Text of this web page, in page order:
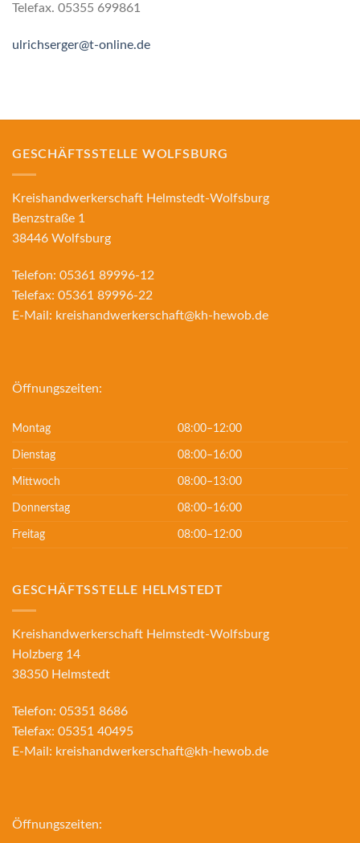
Telefax. 05355 699861
ulrichserger@t-online.de
GESCHÄFTSSTELLE WOLFSBURG
Kreishandwerkerschaft Helmstedt-Wolfsburg
Benzstraße 1
38446 Wolfsburg
Telefon: 05361 89996-12
Telefax: 05361 89996-22
E-Mail: kreishandwerkerschaft@kh-hewob.de
Öffnungszeiten:
Montag 08:00–12:00
Dienstag 08:00–16:00
Mittwoch 08:00–13:00
Donnerstag 08:00–16:00
Freitag 08:00–12:00
GESCHÄFTSSTELLE HELMSTEDT
Kreishandwerkerschaft Helmstedt-Wolfsburg
Holzberg 14
38350 Helmstedt
Telefon: 05351 8686
Telefax: 05351 40495
E-Mail: kreishandwerkerschaft@kh-hewob.de
Öffnungszeiten: